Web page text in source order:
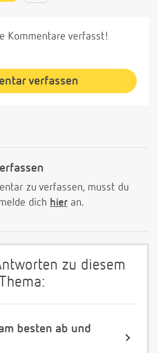
Kommentare verfasst!
verfassen
zu verfassen, musst du
dich hier an.
zu diesem
Thema:
besten ab und